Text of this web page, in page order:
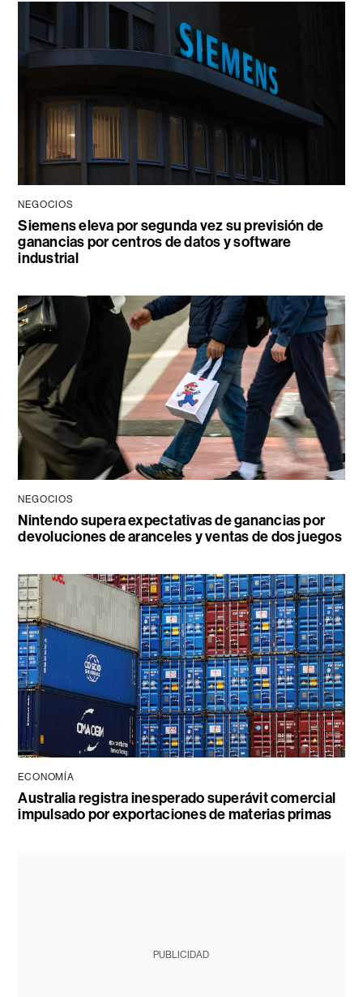
NEGOCIOS
Siemens eleva por segunda vez su previsión de
ganancias por centros de datos y software
industrial
NEGOCIOS
Nintendo supera expectativas de ganancias por
devoluciones de aranceles y ventas de dos juegos
ECONOMÍA
Australia registra inesperado superávit comercial
impulsado por exportaciones de materias primas
PUBLICIDAD